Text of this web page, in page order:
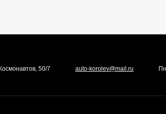
50/7 auto-korolev@mail.ru